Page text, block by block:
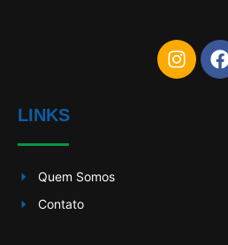
LINKS
Quem Somos
Contato